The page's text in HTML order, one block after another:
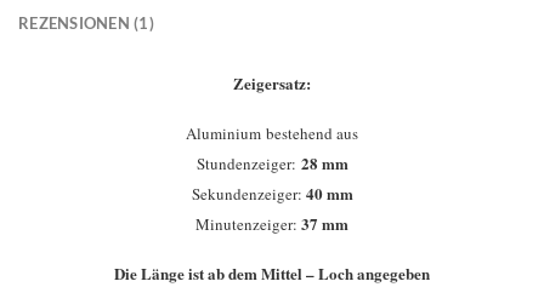
REZENSIONEN (1)
Zeigersatz:
Aluminium bestehend aus
Stundenzeiger: 28 mm
Sekundenzeiger: 40 mm
Minutenzeiger: 37 mm
Die Länge ist ab dem Mittel – Loch angegeben